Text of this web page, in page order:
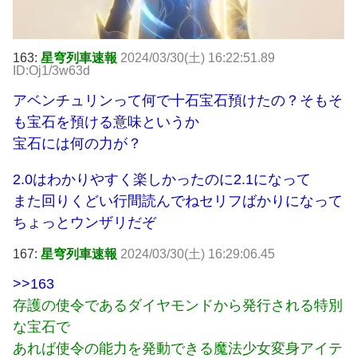
163: 星穹列車速報 2024/03/30(土) 16:22:51.89
ID:Oj1/3w63d
アベンチュリンって何で十石宝石預けたの？そもそ
も宝石を預ける意味というか
宝石には何の力が？
2.0はわかりやすく楽しかったのに2.1になって
また回りくどい行間読んでねセリフばかりになって
ちょっとウンザリだぞ
167: 星穹列車速報 2024/03/30(土) 16:29:06.45
>>163
存護の使令であるダイヤモンドから発行される特別
な宝石で
あれば使令の能力を発動できる魔法少女変身アイテ